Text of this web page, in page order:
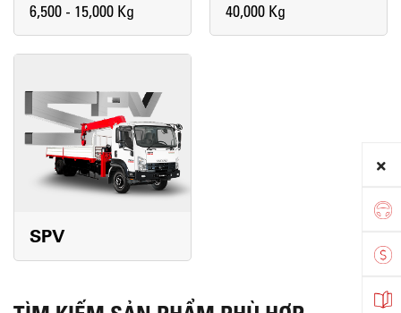
6,500 - 15,000 Kg 40,000 Kg
SPV